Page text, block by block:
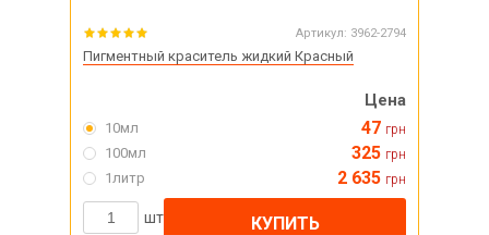
Артикул: 3962-2794
Пигментный краситель жидкий Красный
Цена
10мл 47 грн
100мл 325 грн
1литр 2 635 грн
шт КУПИТЬ